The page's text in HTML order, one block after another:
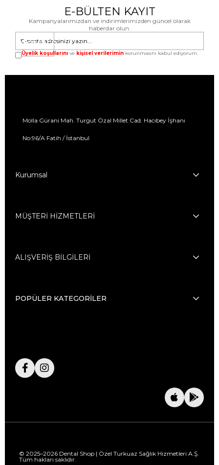
E-BÜLTEN KAYIT
Kampanyalarımızdan ve indirimlerimizden güncel olarak
haberdar olun.
GÖNDER
Üyelik koşullarını ve kişisel verilerimin korunmasını kabul ediyorum.
Molla Gürani Mah. Turgut Özal Millet Cad. Hacıbey İşhanı
No:96/A Fatih / İstanbul
Kurumsal
MÜŞTERİ HİZMETLERİ
ALIŞVERİŞ BİLGİLERİ
POPÜLER KATEGORİLER
© 2025–2026 Dental Shop | Özel Turkuaz Sağlık Hizmetleri A.Ş.
Tüm hakları saklıdır.